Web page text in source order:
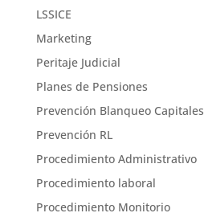
LSSICE
Marketing
Peritaje Judicial
Planes de Pensiones
Prevención Blanqueo Capitales
Prevención RL
Procedimiento Administrativo
Procedimiento laboral
Procedimiento Monitorio